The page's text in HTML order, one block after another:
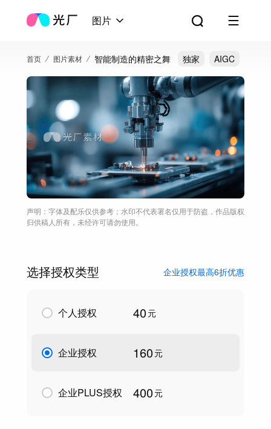
图片
首页 图片素材 智能制造的精密之舞 独家 AIGC
声明：字体及配乐仅供参考；水印不代表署名仅用于防盗，作品版权
归供稿人所有，未经许可请勿使用。
选择授权类型 企业授权最高6折优惠
个人授权 40元
企业授权 160 元
企业PLUS授权 400元